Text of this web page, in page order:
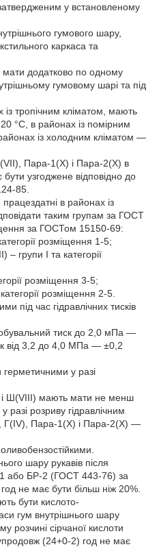
у встановленому
гумового шару,
каркаса та
додатково по одному
гумовому шарі та під
із тропічним кліматом, мають
°C, в районах із помірним
із холодним кліматом —
Пара-1(X) і Пара-2(X) в
узгоджене відповідно до
85.
в районах із
таким групам за ГОСТ
за ГОСТом 15150-69:
розміщення 1-5;
групи I та категорії
розміщення 3-5;
розміщення 2-5.
під час гідравлічних тисків
тиск до 2,0 мПа —
від 3,2 до 4,0 МПа — ±0,2
у разі
і Ш(VIII) мають мати не менш
разі розриву гідравлічним
Г(IV), Пара-1(X) і Пара-2(X) —
шару рукавів після
або БР-2 (ГОСТ 443-76) за
не має бути більш ніж 20%.
бути кислото-
гум внутрішнього шару
розчині сірчаної кислоти
(24+0-2) год не має